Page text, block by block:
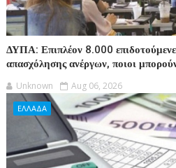
ΔΥΠΑ: Επιπλέον 8.000
απασχόλησης ανέργων, ποιοι
Unknown Aug 06, 2026
ΕΛΛΑΔΑ